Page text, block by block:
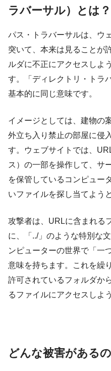
ラバーサル）とは？
パス・トラバーサルは、ウ
突いて、本来は見ることが
ルダに不正にアクセスしよ
す。「ディレクトリ・トラ
基本的に同じ意味です。
イメージとしては、建物の
外立ち入り禁止の部屋に侵
す。ウェブサイトでは、
ス）の一部を操作して、サ
を保管しているコンピュー
いファイルを探し当てよう
攻撃者は、URLに含まれる
に、「../」のような特別な
ンピューターの世界で「一
意味を持ちます。これを繰
許可されているフォルダか
るファイルにアクセスしよ
どんな被害がある